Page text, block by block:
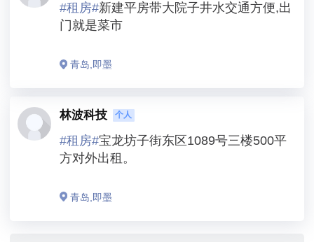
#租房#新建平房带大院子井水交通方便,出
门就是菜市
青岛,即墨
林波科技 个人
#租房#宝龙坊子街东区1089号三楼500平
方对外出租。
青岛,即墨